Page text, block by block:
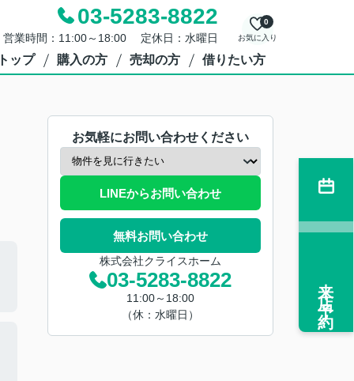
03-5283-8822
営業時間：11:00～18:00 定休日：水曜日 お気に入り
0
ップ 購入の方 売却の方 借りたい方
お気軽にお問い合わせください
LINEからお問い合わせ
無料お問い合わせ
株式会社クライスホーム
03-5283-8822
11:00～18:00
（休：水曜日）
来店予約